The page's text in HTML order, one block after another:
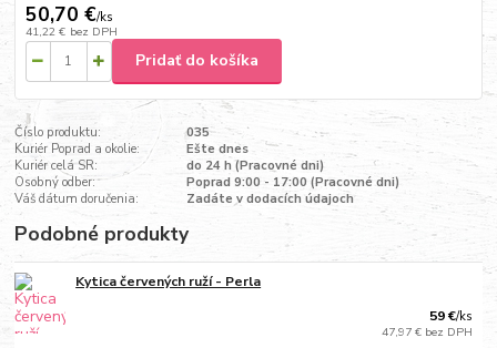
50,70 €/ks
41,22 € bez DPH
Pridať do košíka
Číslo produktu:
035
Kuriér Poprad a okolie:
Ešte dnes
Kuriér celá SR:
do 24 h (Pracovné dni)
Osobný odber:
Poprad 9:00 - 17:00 (Pracovné dni)
Váš dátum doručenia:
Zadáte v dodacích údajoch
Podobné produkty
Kytica červených ruží - Perla
59 €/ks
47,97 € bez DPH